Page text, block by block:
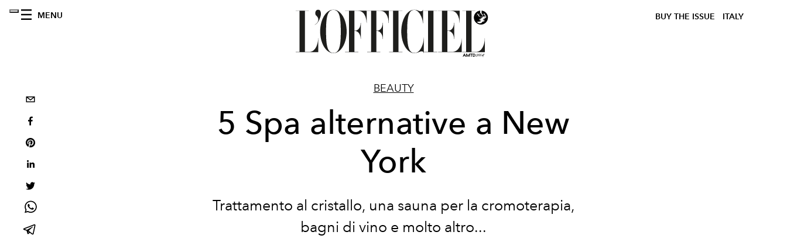
MENU BUY THE ISSUE ITALY
BEAUTY
5 Spa alternative a New
York
Trattamento al cristallo, una sauna per la cromoterapia,
bagni di vino e molto altro...